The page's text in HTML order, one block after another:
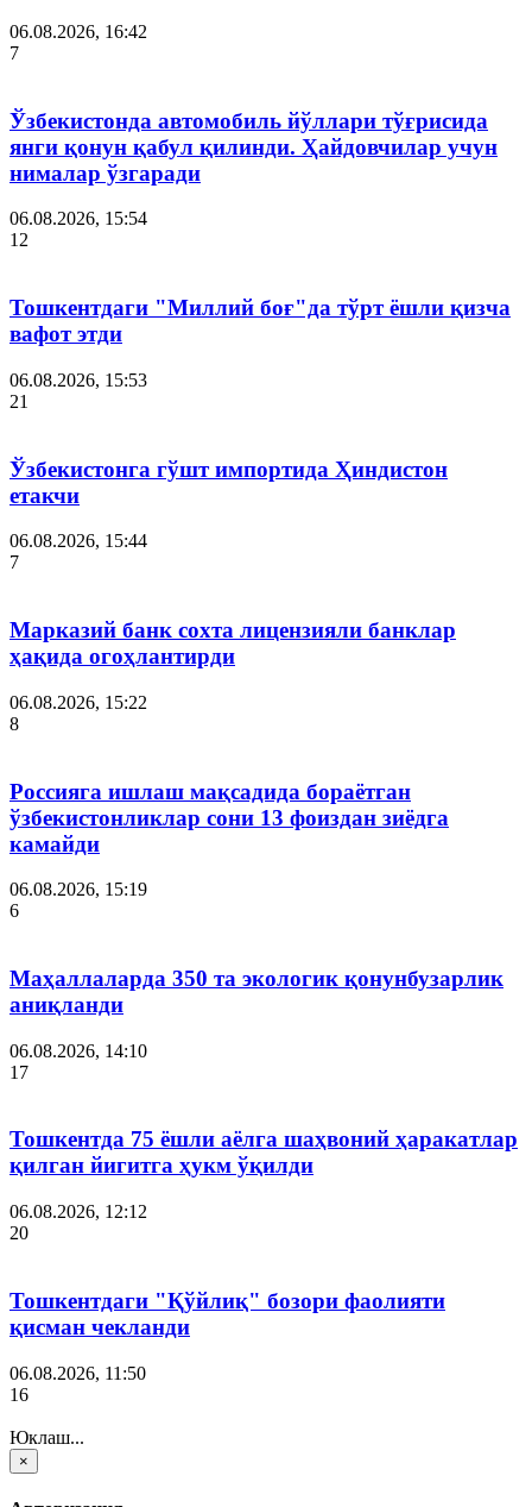
06.08.2026, 16:42
7
Ўзбекистонда автомобиль йўллари тўғрисида
янги қонун қабул қилинди. Ҳайдовчилар учун
нималар ўзгаради
06.08.2026, 15:54
12
Тошкентдаги "Миллий боғ"да тўрт ёшли қизча
вафот этди
06.08.2026, 15:53
21
Ўзбекистонга гўшт импортида Ҳиндистон
етакчи
06.08.2026, 15:44
7
Марказий банк сохта лицензияли банклар
ҳақида огоҳлантирди
06.08.2026, 15:22
8
Россияга ишлаш мақсадида бораётган
ўзбекистонликлар сони 13 фоиздан зиёдга
камайди
06.08.2026, 15:19
6
Маҳаллаларда 350 та экологик қонунбузарлик
аниқланди
06.08.2026, 14:10
17
Тошкентда 75 ёшли аёлга шаҳвоний ҳаракатлар
қилган йигитга ҳукм ўқилди
06.08.2026, 12:12
20
Тошкентдаги "Қўйлиқ" бозори фаолияти
қисман чекланди
06.08.2026, 11:50
16
Юклаш...
×